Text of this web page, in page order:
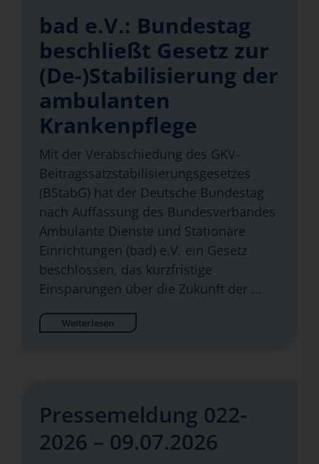
bad e.V.: Bundestag
beschließt Gesetz zur
(De-)Stabilisierung der
ambulanten
Krankenpflege
Mit der Verabschiedung des GKV-
Beitragssatzstabilisierungsgesetzes
(BStabG) hat der Deutsche Bundestag
nach Auffassung des Bundesverbandes
Ambulante Dienste und Stationäre
Einrichtungen (bad) e.V. ein Gesetz
beschlossen, das kurzfristige
Einsparungen über die Zukunft der …
Weiterlesen
Pressemeldung 022-
2026 – 09.07.2026